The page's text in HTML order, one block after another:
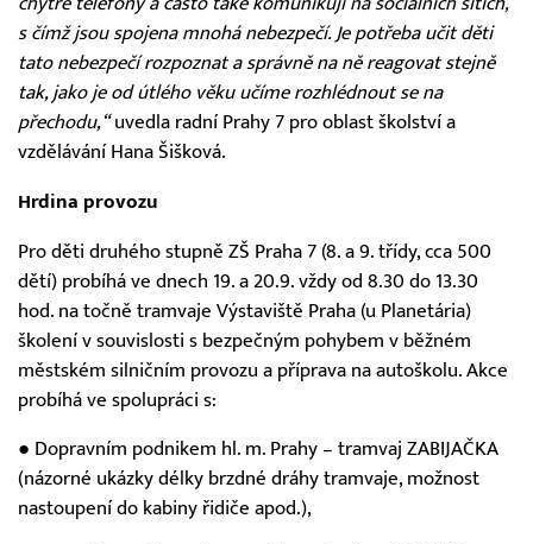
s čímž jsou spojena mnohá nebezpečí. Je potřeba učit děti
tato nebezpečí rozpoznat a správně na ně reagovat stejně
tak, jako je od útlého věku učíme rozhlédnout se na
přechodu,“uvedla radní Prahy 7 pro oblast školství a
vzdělávání Hana Šišková.
Hrdina provozu
Pro děti druhého stupně ZŠ Praha 7 (8. a 9. třídy, cca 500
dětí) probíhá ve dnech 19. a 20.9. vždy od 8.30 do 13.30
hod. na točně tramvaje Výstaviště Praha (u Planetária)
školení v souvislosti s bezpečným pohybem v běžném
městském silničním provozu a příprava na autoškolu. Akce
probíhá ve spolupráci s:
● Dopravním podnikem hl. m. Prahy – tramvaj ZABIJAČKA
(názorné ukázky délky brzdné dráhy tramvaje, možnost
nastoupení do kabiny řidiče apod.),